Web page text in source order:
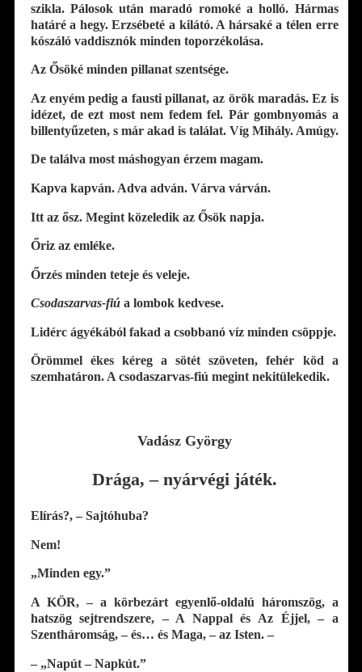
szikla. Pálosok után maradó romoké a holló. Hármas
határé a hegy. Erzsébeté a kilátó. A hársaké a télen erre
kószáló vaddisznók minden toporzékolása.
Az Ősöké minden pillanat szentsége.
Az enyém pedig a fausti pillanat, az örök maradás. Ez is
idézet, de ezt most nem fedem fel. Pár gombnyomás a
billentyűzeten, s már akad is találat. Víg Mihály. Amúgy.
De találva most máshogyan érzem magam.
Kapva kapván. Adva adván. Várva várván.
Itt az ősz. Megint közeledik az Ősök napja.
Őriz az emléke.
Őrzés minden teteje és veleje.
Csodaszarvas-fiúa lombok kedvese.
Lidérc ágyékából fakad a csobbanó víz minden csöppje.
Örömmel ékes kéreg a sötét szöveten, fehér köd a
szemhatáron. A csodaszarvas-fiú megint nekitülekedik.
Vadász György
Drága, – nyárvégi játék.
Elírás?, – Sajtóhuba?
Nem!
„Minden egy.”
A KÖR, – a körbezárt egyenlő-oldalú háromszög, a
hatszög sejtrendszere, – A Nappal és Az Éjjel, – a
Szentháromság, – és… és Maga, – az Isten. –
– „Napút – Napkút.”